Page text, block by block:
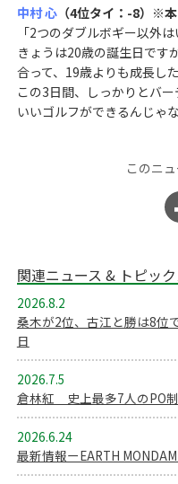
中村 心（4位タイ：-8）※
「2つのダブルボギー以外
きょうは20歳の誕生日です
合って、19歳よりも成長し
この3日間、しっかりとバ
いいゴルフができるんじゃ
このニ
関連ニュース & トピッ
2026.8.2
桑木が2位、古江と勝は8位
日
2026.7.5
倉林紅 史上最多7人のPO
2026.6.24
最新情報ーEARTH